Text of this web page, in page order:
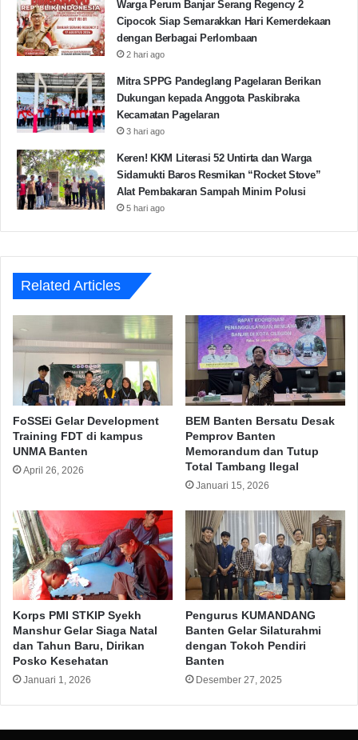
Dan diakhiri oleh sambutan perdana ketua baru HMTS
UNMA Banten dalam sambutannya ia mengajak
pengurus untuk solid dan berkarya nyata. “Mari kita
berproses, belajar dan berkarya bersama untuk
menempa diri menjadi lebih baik lagi hingga memiliki
karya yang luar biasa dan mampu diakui oleh orang
banyak”. Tutup Nudi
BEMFTIUNMA HMTS Pandeglang
Warga Perum Banjar Serang Regency 2
Cipocok Siap Semarakkan Hari Kemerdekaan
dengan Berbagai Perlombaan
2 hari ago
Mitra SPPG Pandeglang Pagelaran Berikan
Dukungan kepada Anggota Paskibraka
Kecamatan Pagelaran
3 hari ago
Keren! KKM Literasi 52 Untirta dan Warga
Sidamukti Baros Resmikan “Rocket Stove”
Alat Pembakaran Sampah Minim Polusi
5 hari ago
Related Articles
FoSSEi Gelar Development
Training FDT di kampus
UNMA Banten
April 26, 2026
BEM Banten Bersatu Desak
Pemprov Banten
Memorandum dan Tutup
Total Tambang Ilegal
Januari 15, 2026
Korps PMI STKIP Syekh
Manshur Gelar Siaga Natal
dan Tahun Baru, Dirikan
Posko Kesehatan
Januari 1, 2026
Pengurus KUMANDANG
Banten Gelar Silaturahmi
dengan Tokoh Pendiri
Banten
Desember 27, 2025